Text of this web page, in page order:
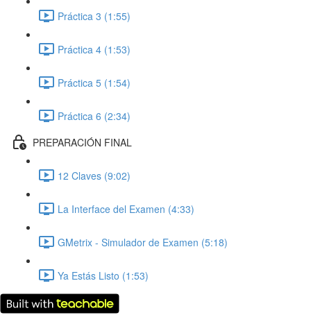
Práctica 3 (1:55)
Práctica 4 (1:53)
Práctica 5 (1:54)
Práctica 6 (2:34)
PREPARACIÓN FINAL
12 Claves (9:02)
La Interface del Examen (4:33)
GMetrix - Simulador de Examen (5:18)
Ya Estás Listo (1:53)